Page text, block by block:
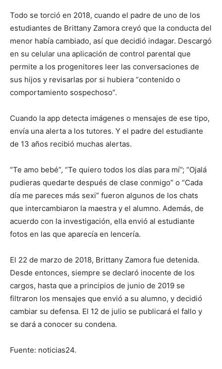
Todo se torció en 2018, cuando el padre de uno de los
estudiantes de Brittany Zamora creyó que la conducta del
menor había cambiado, así que decidió indagar. Descargó
en su celular una aplicación de control parental que
permite a los progenitores leer las conversaciones de
sus hijos y revisarlas por si hubiera “contenido o
comportamiento sospechoso”.
Cuando la app detecta imágenes o mensajes de ese tipo,
envía una alerta a los tutores. Y el padre del estudiante
de 13 años recibió muchas alertas.
“Te amo bebé”, “Te quiero todos los días para mí”; “Ojalá
pudieras quedarte después de clase conmigo” o “Cada
día me pareces más sexi” fueron algunos de los chats
que intercambiaron la maestra y el alumno. Además, de
acuerdo con la investigación, ella envió al estudiante
fotos en las que aparecía en lencería.
El 22 de marzo de 2018, Brittany Zamora fue detenida.
Desde entonces, siempre se declaró inocente de los
cargos, hasta que a principios de junio de 2019 se
filtraron los mensajes que envió a su alumno, y decidió
cambiar su defensa. El 12 de julio se publicará el fallo y
se dará a conocer su condena.
Fuente: noticias24.